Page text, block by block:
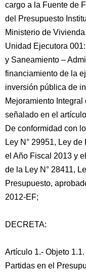
cargo a la Fuente de
del Presupuesto
Ministerio de
Unidad Ejecutora
y Saneamiento –
financiamiento de la
inversión pública de
Mejoramiento
señalado en el
De conformidad con
Ley N° 29951, Ley
el Año Fiscal 2013 y
de la Ley N° 28411,
Presupuesto,
2012-EF;
DECRETA:
Artículo 1.- Objeto
Partidas en el